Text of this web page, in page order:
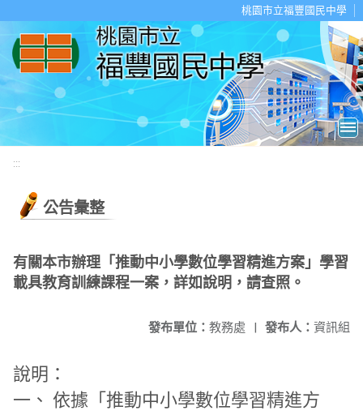
桃園市立福豐國民中學
:::
公告彙整
有關本市辦理「推動中小學數位學習精進方案」學習
載具教育訓練課程一案，詳如說明，請查照。
發布人： 資訊組
發布單位： 教務處 |
說明：
一、 依據「推動中小學數位學習精進方